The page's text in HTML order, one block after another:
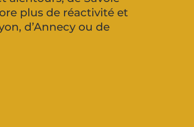
plus de réactivité et
d’Annecy ou de